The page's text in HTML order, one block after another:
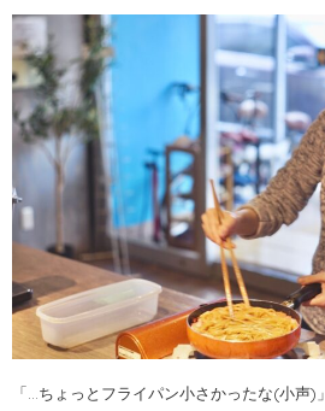
「…ちょっとフライパン小さかったな(小声)」